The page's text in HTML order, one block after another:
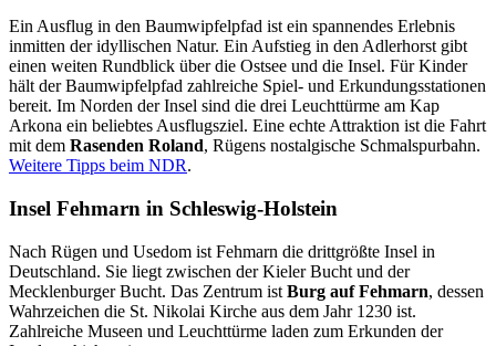
Ein Ausflug in den Baumwipfelpfad ist ein spannendes Erlebnis
inmitten der idyllischen Natur. Ein Aufstieg in den Adlerhorst gibt
einen weiten Rundblick über die Ostsee und die Insel. Für Kinder
hält der Baumwipfelpfad zahlreiche Spiel- und Erkundungsstationen
bereit. Im Norden der Insel sind die drei Leuchttürme am Kap
Arkona ein beliebtes Ausflugsziel. Eine echte Attraktion ist die Fahrt
mit dem Rasenden Roland, Rügens nostalgische Schmalspurbahn.
Weitere Tipps beim NDR.
Insel Fehmarn in Schleswig-Holstein
Nach Rügen und Usedom ist Fehmarn die drittgrößte Insel in
Deutschland. Sie liegt zwischen der Kieler Bucht und der
Mecklenburger Bucht. Das Zentrum ist Burg auf Fehmarn, dessen
Wahrzeichen die St. Nikolai Kirche aus dem Jahr 1230 ist.
Zahlreiche Museen und Leuchttürme laden zum Erkunden der